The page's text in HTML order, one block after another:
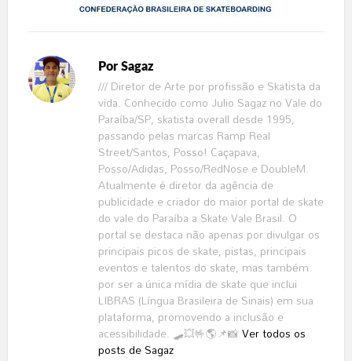
Por Sagaz
/// Diretor de Arte por profissão e Skatista da
vida. Conhecido como Julio Sagaz no Vale do
Paraíba/SP, skatista overall desde 1995,
passando pelas marcas Ramp Real
Street/Santos, Posso! Caçapava,
Posso/Adidas, Posso/RedNose e DoubleM.
Atualmente é diretor da agência de
publicidade e criador do maior portal de skate
do vale do Paraíba a Skate Vale Brasil. O
portal se destaca não apenas por divulgar os
principais picos de skate, pistas, principais
eventos e talentos do skate, mas também
por ser a única mídia de skate que inclui
LIBRAS (Língua Brasileira de Sinais) em sua
plataforma, promovendo a inclusão e
acessibilidade. 🛹💥🤟🌎📌📸Ver todos os
posts de Sagaz